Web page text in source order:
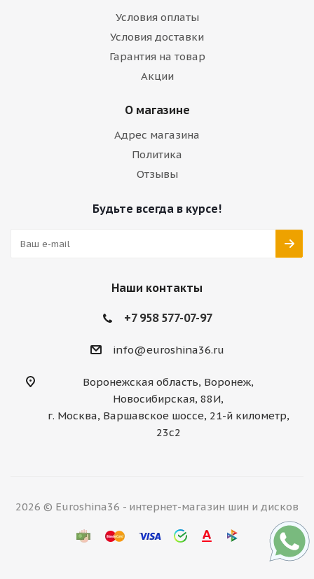
Условия оплаты
Условия доставки
Гарантия на товар
Акции
О магазине
Адрес магазина
Политика
Отзывы
Будьте всегда в курсе!
Наши контакты
+7 958 577-07-97
info@euroshina36.ru
Воронежская область, Воронеж,
Новосибирская, 88И,
г. Москва, Варшавское шоссе, 21-й километр,
23с2
2026 © Euroshina36 - интернет-магазин шин и дисков